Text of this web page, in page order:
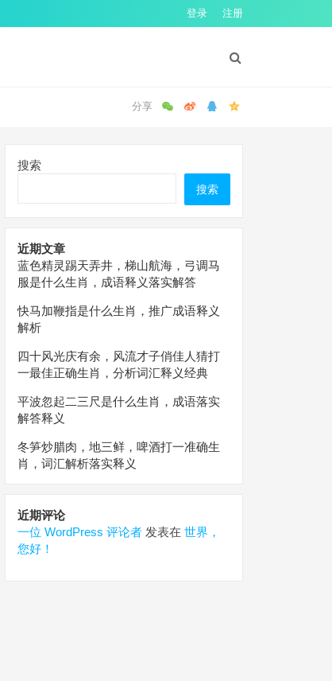
登录 注册
搜索
搜索
近期文章
蓝色精灵踢天弄井，梯山航海，弓调马
服是什么生肖，成语释义落实解答
快马加鞭指是什么生肖，推广成语释义
解析
四十风光庆有余，风流才子俏佳人猜打
一最佳正确生肖，分析词汇释义经典
平波忽起二三尺是什么生肖，成语落实
解答释义
冬笋炒腊肉，地三鲜，啤酒打一准确生
肖，词汇解析落实释义
近期评论
一位 WordPress 评论者 发表在 世界，
您好！